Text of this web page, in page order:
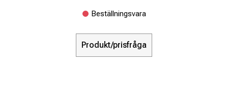
Beställningsvara
Produkt/prisfråga